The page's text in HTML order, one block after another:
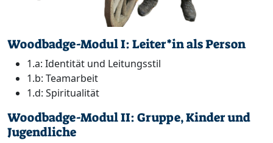
Woodbadge-Modul I: Leiter*in als Person
1.a: Identität und Leitungsstil
1.b: Teamarbeit
1.d: Spiritualität
Woodbadge-Modul II: Gruppe, Kinder und
Jugendliche